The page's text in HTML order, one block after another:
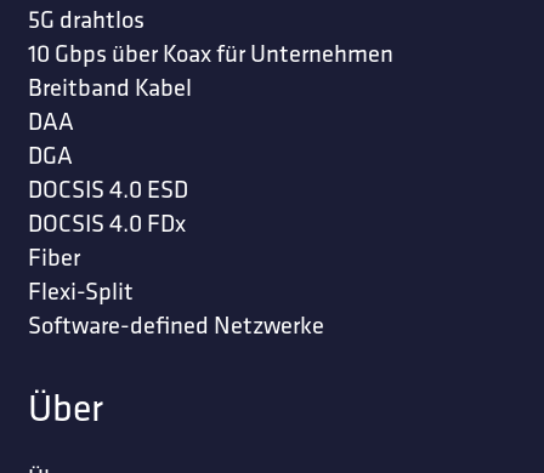
5G drahtlos
10 Gbps über Koax für Unternehmen
Breitband Kabel
DAA
DGA
DOCSIS 4.0 ESD
DOCSIS 4.0 FDx
Fiber
Flexi-Split
Software-defined Netzwerke
Über